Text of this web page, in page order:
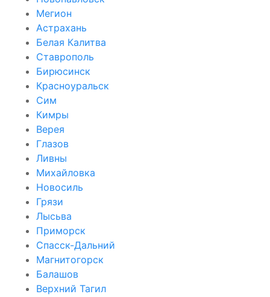
Мегион
Астрахань
Белая Калитва
Ставрополь
Бирюсинск
Красноуральск
Сим
Кимры
Верея
Глазов
Ливны
Михайловка
Новосиль
Грязи
Лысьва
Приморск
Спасск-Дальний
Магнитогорск
Балашов
Верхний Тагил